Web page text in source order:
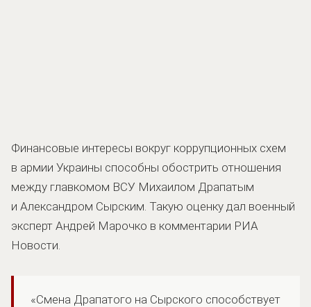
Финансовые интересы вокруг коррупционных схем
в армии Украины способны обострить отношения
между главкомом ВСУ Михаилом Драпатым
и Александром Сырским. Такую оценку дал военный
эксперт Андрей Марочко в комментарии РИА
Новости.
«Смена Драпатого на Сырского способствует